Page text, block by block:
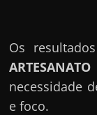
Os
necessidade
e foco.